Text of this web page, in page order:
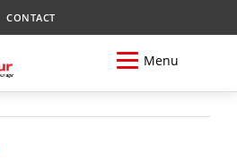
CONTACT
Menu